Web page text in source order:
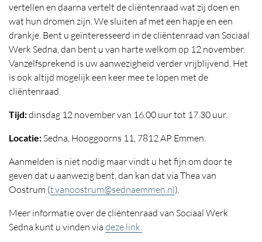
vertellen en daarna vertelt de cliëntenraad wat zij doen en
wat hun dromen zijn. We sluiten af met een hapje en een
drankje. Bent u geïnteresseerd in de cliëntenraad van Sociaal
Werk Sedna, dan bent u van harte welkom op 12 november.
Vanzelfsprekend is uw aanwezigheid verder vrijblijvend. Het
is ook altijd mogelijk een keer mee te lopen met de
cliëntenraad.
Tijd:dinsdag 12 november van 16.00 uur tot 17.30 uur.
Locatie:Sedna, Hooggoorns 11, 7812 AP Emmen.
Aanmelden is niet nodig maar vindt u het fijn om door te
geven dat u aanwezig bent, dan kan dat via Thea van
Oostrum (t.vanoostrum@sednaemmen.nl).
Meer informatie over de cliëntenraad van Sociaal Werk
Sedna kunt u vinden via deze link.